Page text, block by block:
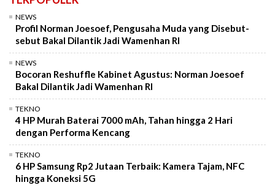
NEWS
Profil Norman Joesoef, Pengusaha Muda yang Disebut-
sebut Bakal Dilantik Jadi Wamenhan RI
NEWS
Bocoran Reshuffle Kabinet Agustus: Norman Joesoef
Bakal Dilantik Jadi Wamenhan RI
TEKNO
4 HP Murah Baterai 7000 mAh, Tahan hingga 2 Hari
dengan Performa Kencang
TEKNO
6 HP Samsung Rp2 Jutaan Terbaik: Kamera Tajam, NFC
hingga Koneksi 5G